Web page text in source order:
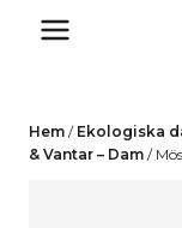
Hem / Ekologiska
& Vantar – Dam /